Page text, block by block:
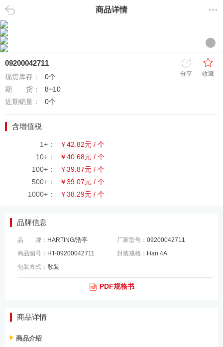
返回 商品详情
09200042711
现货库存：
0个
期 货：
8~10
近期销量：
0个
分享 收藏
含增值税
1+：
￥42.82元 / 个
10+：
￥40.68元 / 个
100+：
￥39.87元 / 个
500+：
￥39.07元 / 个
1000+：
￥38.29元 / 个
品牌信息
品 牌： HARTING/浩亭 厂家型号：09200042711
商品编号： HT-09200042711 封装规格： Han 4A
包装方式： 散装
PDF规格书
商品详情
商品介绍